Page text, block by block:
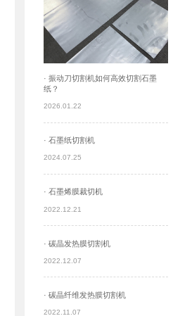
· 振动刀切割机如何高效切割石墨
纸？
2026.01.22
· 石墨纸切割机
2024.07.25
· 石墨烯膜裁切机
2022.12.21
· 碳晶发热膜切割机
2022.12.07
· 碳晶纤维发热膜切割机
2022.11.07